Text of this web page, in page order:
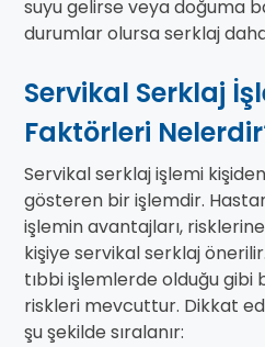
suyu gelirse veya doğuma
durumlar olursa serklaj
Servikal Serklaj
Faktörleri
Servikal serklaj işlemi
gösteren bir işlemdir.
işlemin avantajları,
kişiye servikal serklaj
tıbbi işlemlerde olduğu gibi
riskleri mevcuttur. Dikkat
şu şekilde sıralanır: